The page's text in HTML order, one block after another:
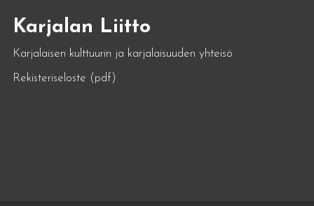
Karjalan Liitto
Karjalaisen kulttuurin ja karjalaisuuden yhteisö
Rekisteriseloste (pdf)